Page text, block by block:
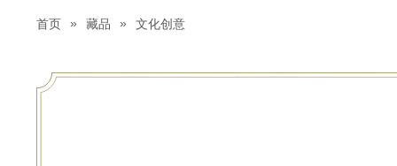
首页 » 藏品 » 文化创意